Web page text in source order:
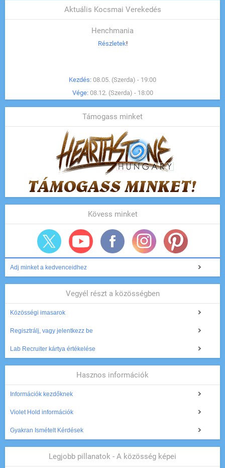
Aktuális Kocsmai Verekedés
Henchmania
Részletek!
Kezdés: 08.05. (Szerda) - 19:00
Vége: 08.12. (Szerda) - 18:00
Támogass minket
Kövess minket
Adj minket a kedvenceidhez
Vegyél részt a közösségben
Közösségi imasarok
Regisztrálj, vagy jelentkezz be
Lab Recruiter kártya értékelése
Hasznos információk
Információk kezdőknek
Violet Hold információk
Gyakran Ismételt Kérdések
Legjobb pillanatok - A közösség képei